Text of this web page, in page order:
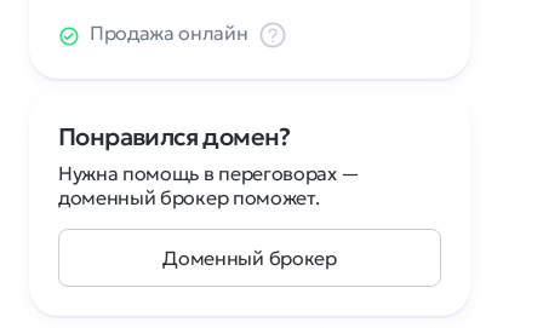
Продажа онлайн
Понравился домен?
Нужна помощь в переговорах —
доменный брокер поможет.
Доменный брокер